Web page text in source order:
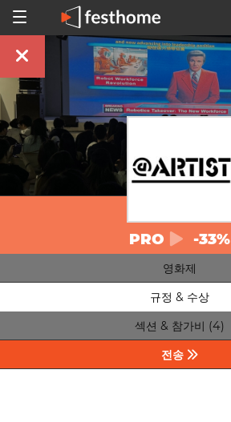
PRO -33%
영화제
규정 & 수상
섹션 & 참가비 (4)
전송